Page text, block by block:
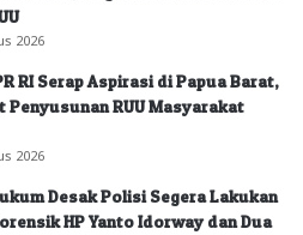
2026
RI Serap Aspirasi di Papua Barat,
Penyusunan RUU Masyarakat
2026
Desak Polisi Segera Lakukan
HP Yanto Idorway dan Dua